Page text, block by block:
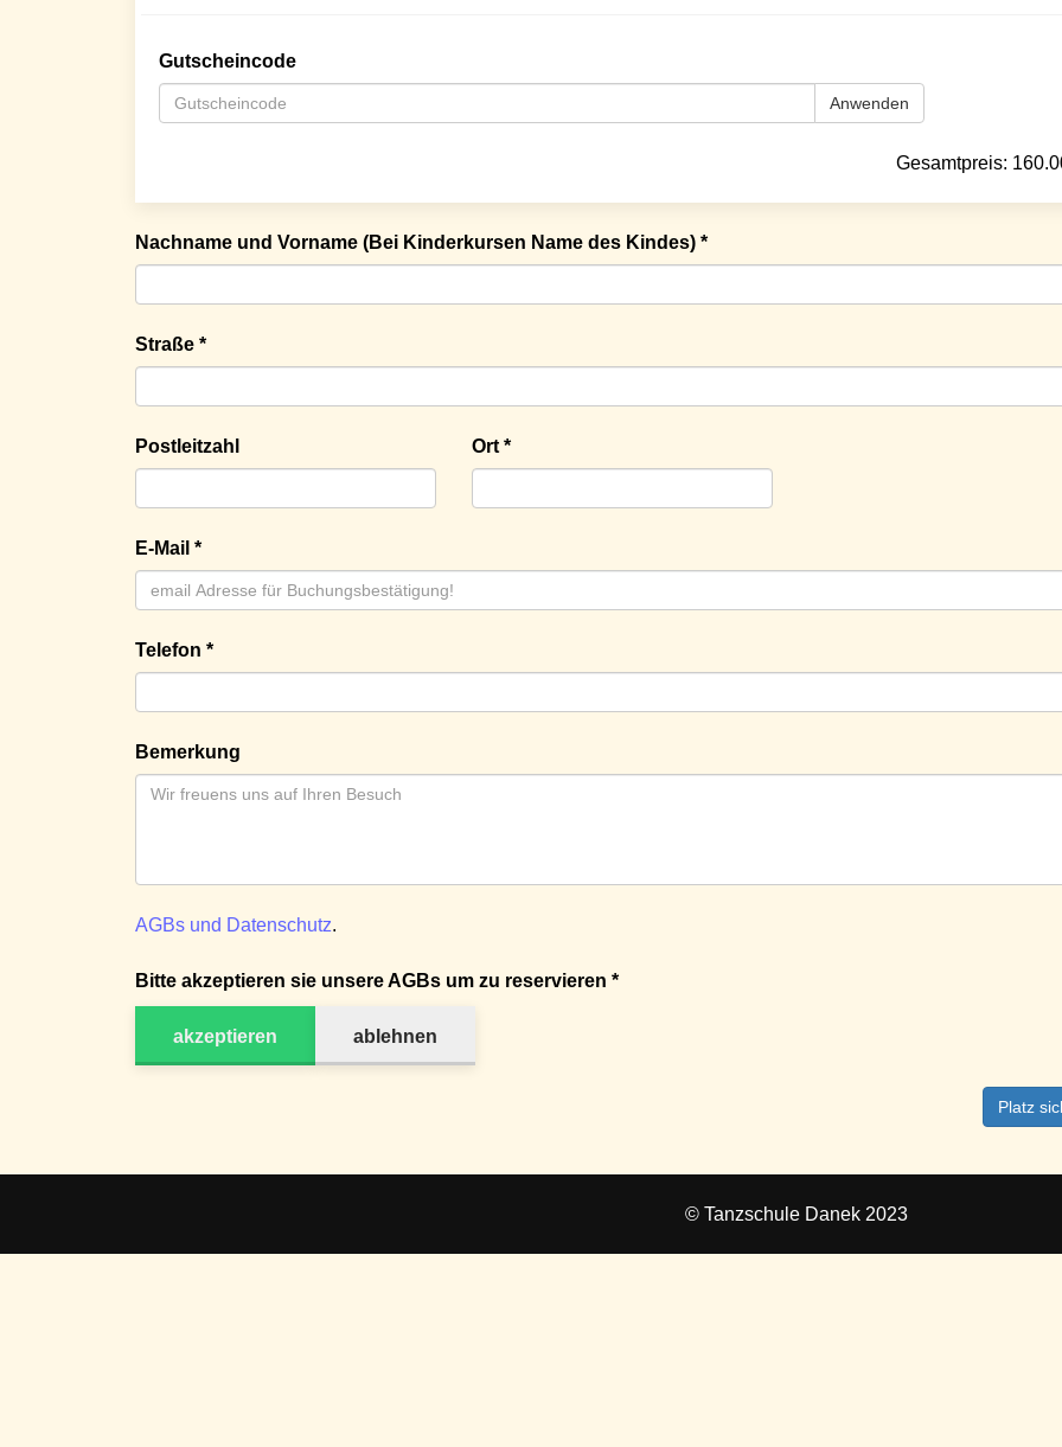
Gutscheincode
Anwenden
Gesamtpreis:
Nachname und Vorname (Bei Kinderkursen Name des Kindes) *
Straße *
Postleitzahl Ort *
E-Mail *
Telefon *
Bemerkung
AGBs und Datenschutz.
Bitte akzeptieren sie unsere AGBs um zu reservieren *
akzeptieren ablehnen
Platz
© Tanzschule Danek 2023